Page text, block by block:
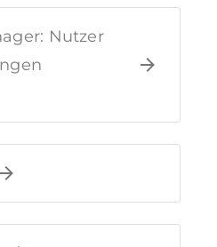
Nutzer